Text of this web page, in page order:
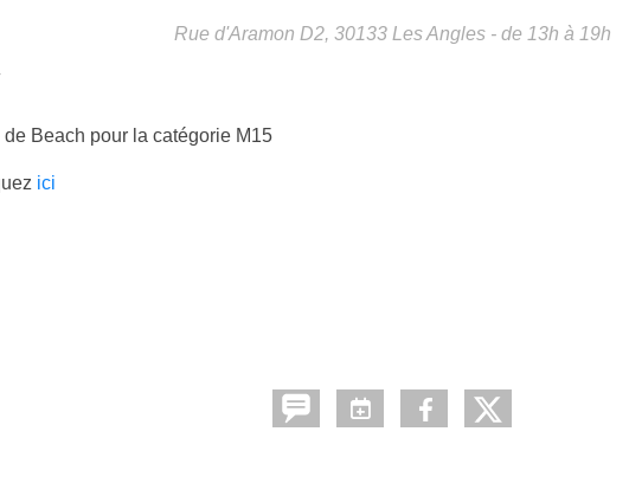
Rue d'Aramon D2, 30133 Les Angles - de 13h à 19h
Beach pour la catégorie M15
ici